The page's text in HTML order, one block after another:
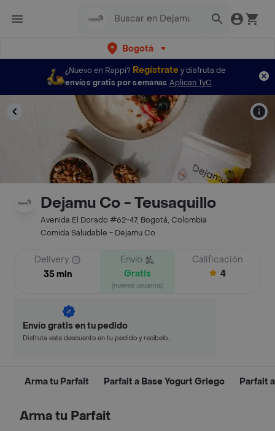
Bogotá
¿Nuevo en Rappi? Regístratey disfruta de
envíos gratis por semanas Aplican TyC
Dejamu Co - Teusaquillo
Avenida El Dorado #62-47, Bogotá, Colombia
Comida Saludable - Dejamu Co
Delivery
35 min
Envío
Gratis
(nuevos usuarios)
Calificación
4
Envío gratis en tu pedido
Disfruta este descuento en tu pedido y recíbelo
Arma tu Parfait Parfait a Base Yogurt Griego Parfait
Arma tu Parfait